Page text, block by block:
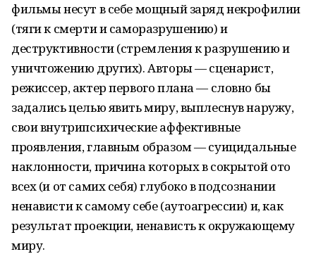
фильмы несут в себе мощный заряд некрофилии
(тяги к смерти и саморазрушению) и
деструктивности (стремления к разрушению и
уничтожению других). Авторы — сценарист,
режиссер, актер первого плана — словно бы
задались целью явить миру, выплеснув наружу,
свои внутрипсихические аффективные
проявления, главным образом — суицидальные
наклонности, причина которых в сокрытой ото
всех (и от самих себя) глубоко в подсознании
ненависти к самому себе (аутоагрессии) и, как
результат проекции, ненависть к окружающему
миру.